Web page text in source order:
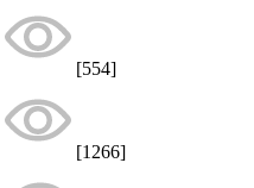
[554]
[1266]